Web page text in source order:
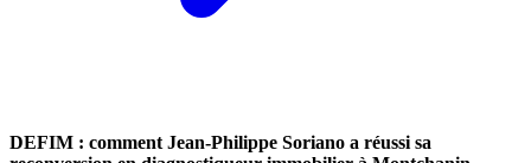
DEFIM : comment Jean-Philippe Soriano a réussi sa